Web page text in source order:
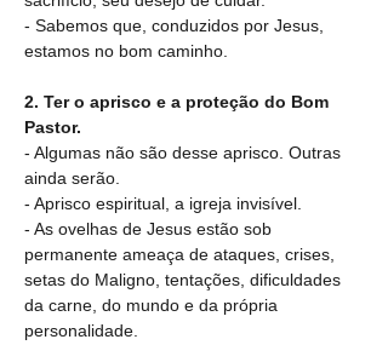
- Sabemos que, conduzidos por Jesus,
estamos no bom caminho.
2. Ter o aprisco e a proteção do Bom
Pastor.
- Algumas não são desse aprisco. Outras
ainda serão.
- Aprisco espiritual, a igreja invisível.
- As ovelhas de Jesus estão sob
permanente ameaça de ataques, crises,
setas do Maligno, tentações, dificuldades
da carne, do mundo e da própria
personalidade.